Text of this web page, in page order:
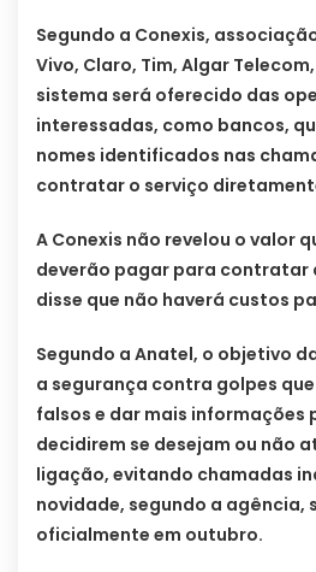
Segundo a Conexis,
Vivo, Claro, Tim, Algar
sistema será oferecido das
interessadas, como bancos,
nomes identificados nas
contratar o serviço
A Conexis não revelou o valor
deverão pagar para contratar
disse que não haverá custos
Segundo a Anatel, o objetivo
a segurança contra golpes
falsos e dar mais informações
decidirem se desejam ou não
ligação, evitando chamadas
novidade, segundo a agência,
oficialmente em outubro.